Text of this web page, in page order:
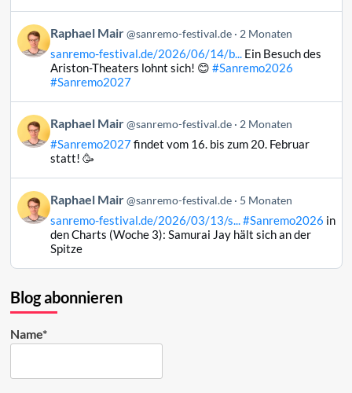
Bluesky
ansehen
Beitrag
von
Raphael
ansehen
Raphael Mair @sanremo-festival.de 2 Monaten
sanremo-festival.de/2026/06/14/b...Ein Besuch des
Ariston-Theaters lohnt sich! 😊 #Sanremo2026
#Sanremo2027
Beitrag
von
Raphael
Bluesky
ansehen
Raphael Mair @sanremo-festival.de 2 Monaten
#Sanremo2027findet vom 16. bis zum 20. Februar
statt! 🥳
Beitrag
von
Raphael
ansehen
Raphael Mair @sanremo-festival.de 5 Monaten
sanremo-festival.de/2026/03/13/s...#Sanremo2026 in
den Charts (Woche 3): Samurai Jay hält sich an der
Spitze
Blog abonnieren
Name*